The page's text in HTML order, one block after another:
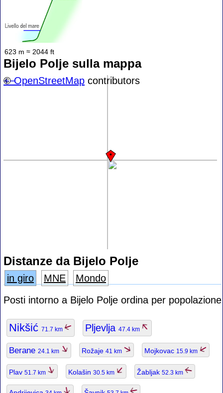
623 m ≈ 2044 ft
Bijelo Polje sulla mappa
+−
©OpenStreetMap contributors
Distanze da Bijelo Polje
in giro MNE
Mondo
Posti intorno a Bijelo Polje ordina per popolazione
Nikšić 71.7 km Pljevlja 47.4 km
Berane 24.1 km Rožaje 41 km Mojkovac 15.9 km
Plav 51.7 km Kolašin 30.5 km Žabljak 52.3 km